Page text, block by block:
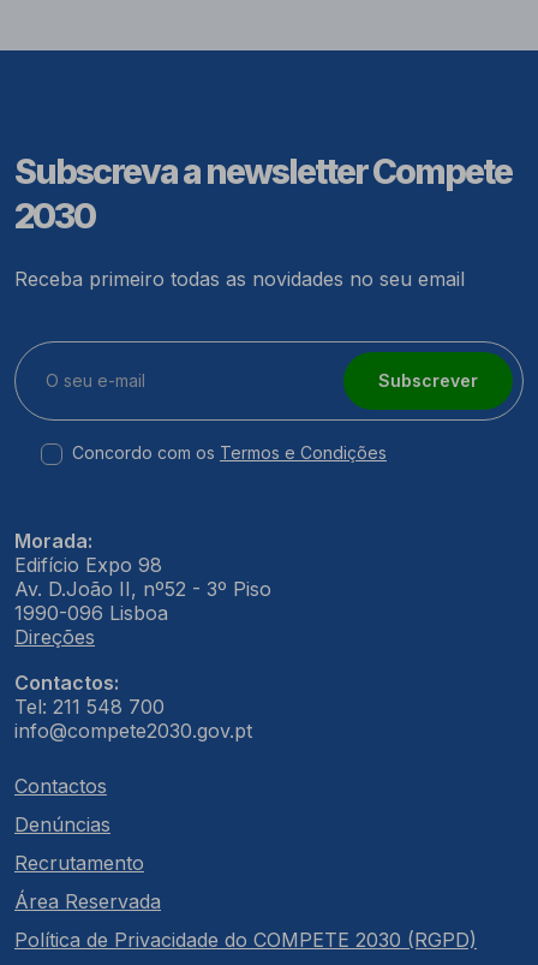
Subscreva a newsletter Compete
2030
Receba primeiro todas as novidades no seu email
Subscrever
Concordo com os Termos e Condições
Morada:
Edifício Expo 98
Av. D.João II, nº52 - 3º Piso
1990-096 Lisboa
Direções
Contactos:
Tel: 211 548 700
info@compete2030.gov.pt
Contactos
Denúncias
Recrutamento
Área Reservada
Política de Privacidade do COMPETE 2030 (RGPD)